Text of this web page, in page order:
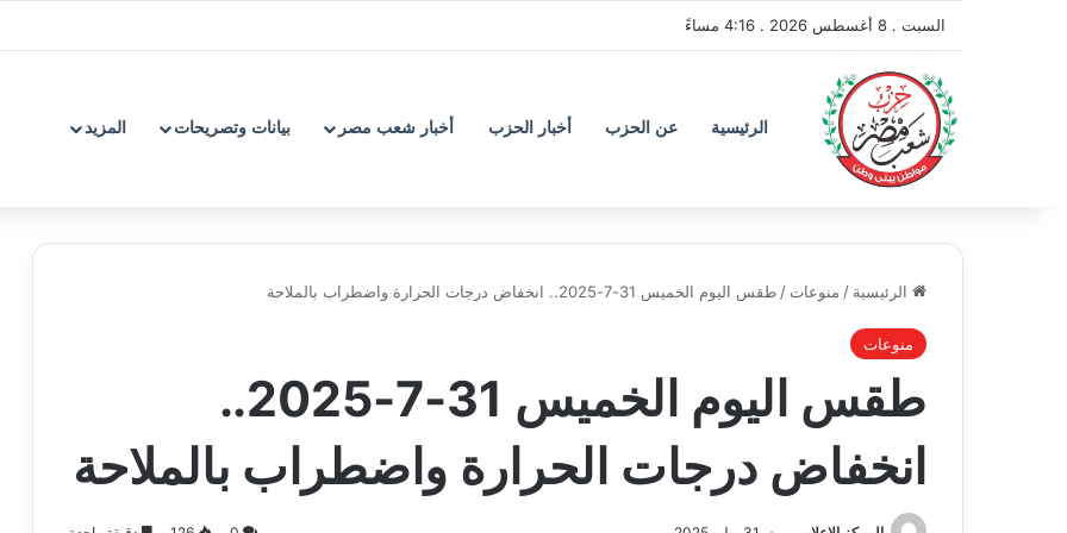
السبت . 8 أغسطس 2026 . 4:16 مساءً
الرئيسية عن الحزب أخبار الحزب أخبار شعب مصر بيانات وتصريحات المزيد
الرئيسية / منوعات / طقس اليوم الخميس 31-7-2025.. انخفاض درجات الحرارة واضطراب بالملاحة
منوعات
طقس اليوم الخميس 31-7-2025..
انخفاض درجات الحرارة واضطراب بالملاحة